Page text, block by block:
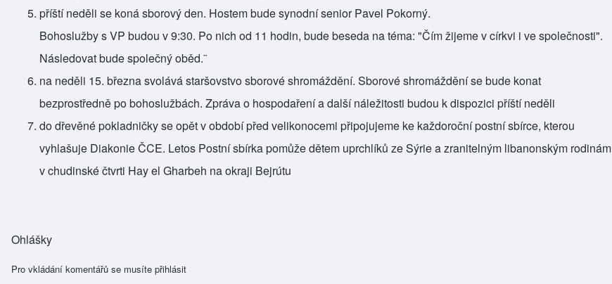
příští neděli se koná sborový den. Hostem bude synodní senior Pavel Pokorný.
Bohoslužby s VP budou v 9:30. Po nich od 11 hodin, bude beseda na téma: "Čím žijeme v církvi i ve společnosti".
Následovat bude společný oběd.¨
na neděli 15. března svolává staršovstvo sborové shromáždění. Sborové shromáždění se bude konat
bezprostředně po bohoslužbách. Zpráva o hospodaření a další náležitosti budou k dispozici příští neděli
do dřevěné pokladničky se opět v období před velikonocemi připojujeme ke každoroční postní sbírce, kterou
vyhlašuje Diakonie ČCE. Letos Postní sbírka pomůže dětem uprchlíků ze Sýrie a zranitelným libanonským rodinám
v chudinské čtvrti Hay el Gharbeh na okraji Bejrútu
Ohlášky
Pro vkládání komentářů se musíte přihlásit